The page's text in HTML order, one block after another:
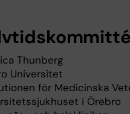
Thunberg
Universitet
för Medicinska
i Örebro